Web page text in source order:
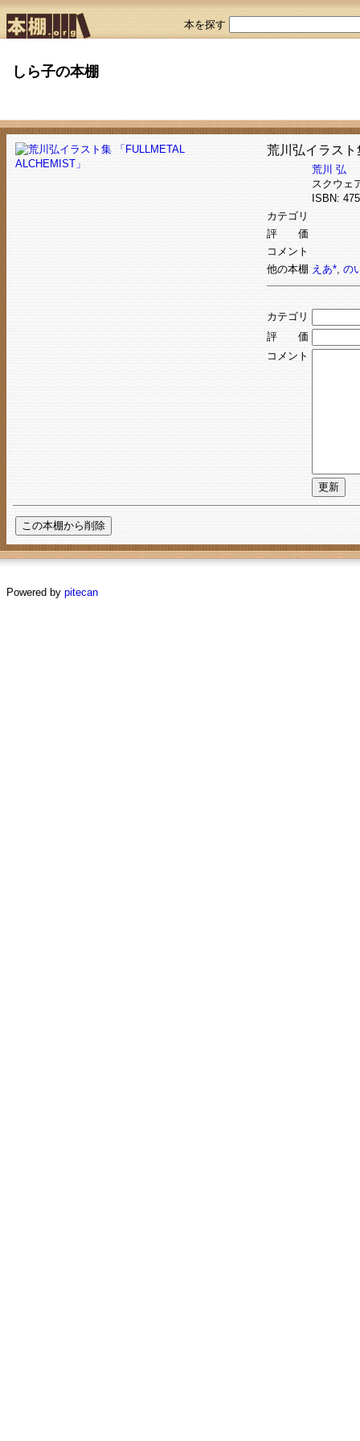
本を探す
しら子の本棚
荒川弘イラス
荒川 弘
スクウェ
ISBN:
カテゴリ
評 価
コメント
他の本棚 えあ*, の
カテゴリ
評 価
コメント
Powered by pitecan